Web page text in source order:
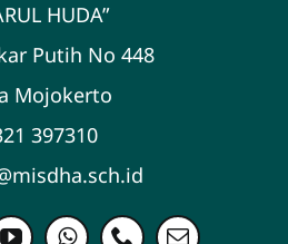
HUDA”
Putih No 448
Mojokerto
397310